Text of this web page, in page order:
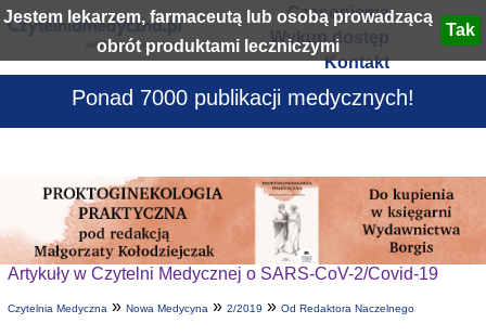
Jestem lekarzem, farmaceutą lub osobą prowadzącą
obrót produktami leczniczymi
Czasopisma
Wykup dostęp
Kontakt
Ponad 7000 publikacji medycznych!
Artykuły w Czytelni Medycznej o SARS-CoV-2/Covid-19
Czytelnia Medyczna» Nowa Medycyna» 2/2019 » Od Redaktora Naczelnego